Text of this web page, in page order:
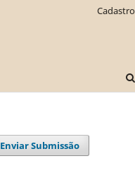
Cadastro
Enviar Submissão